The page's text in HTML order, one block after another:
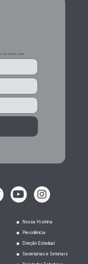
DE MINAS GERAIS
Nossa História
Presidência
Direção Estadual
Secretarias e Setoriais